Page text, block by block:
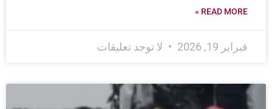
READ MORE »
فبراير 19, 2026 لا توجد تعليقات